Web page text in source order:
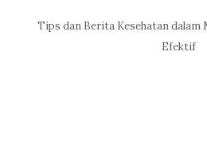
Tips dan Berita Kesehatan dalam
Efektif